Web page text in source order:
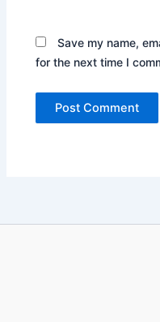
Save my name,
for the next time I